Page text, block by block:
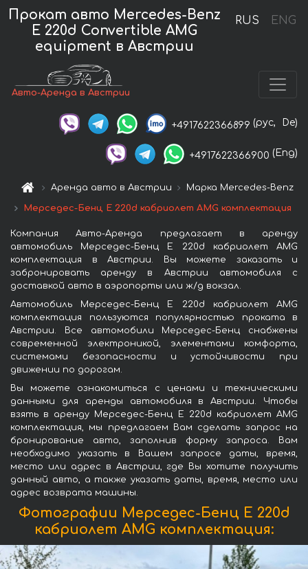
RUS ENG
Прокат авто Mercedes-Benz
E 220d Convertible AMG
equipment в Австрии
Авто-Аренда в Австрии
+4917622366899 (рус, De)
+4917622366900 (Eng)
Аренда авто в Австрии Марка Mercedes-Benz
Мерседес-Бенц E 220d кабриолет AMG комплектация
Компания Авто-Аренда предлагает в аренду
автомобиль Мерседес-Бенц E 220d кабриолет AMG
комплектация в Австрии. Вы можете заказать и
забронировать аренду в Австрии автомобиля с
доставкой авто в аэропорты или ж/д вокзал.
Автомобиль Мерседес-Бенц E 220d кабриолет AMG
комплектация пользуются популярностью проката в
Австрии. Все автомобили Мерседес-Бенц снабжены
современной электроникой, элементами комфорта,
системами безопасности и устойчивости при
движении по дорогам.
Вы можете ознакомиться с ценами и техническими
данными для аренды автомобиля в Австрии. Чтобы
взять в аренду Мерседес-Бенц E 220d кабриолет AMG
комплектация, мы предлагаем Вам сделать запрос на
бронирование авто, заполнив форму запроса. Вам
необходимо указать в Вашем запросе даты, время,
место или адрес в Австрии, где Вы хотите получить
данный авто, а также указать даты, время, место или
адрес возврата машины.
Фотографии Мерседес-Бенц E 220d
кабриолет AMG комплектация: